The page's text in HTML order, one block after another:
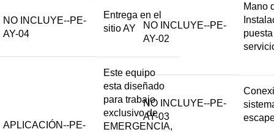
NO INCLUYE--PE-
AY-04
Entrega en el
sitio AY
APLICACIÓN--PE-
Este equipo
esta diseñado
para trabajo
exclusivo de
EMERGENCIA,
NO INCLUYE--PE-
AY-02
Mano
NO INCLUYE--PE-
AY-03